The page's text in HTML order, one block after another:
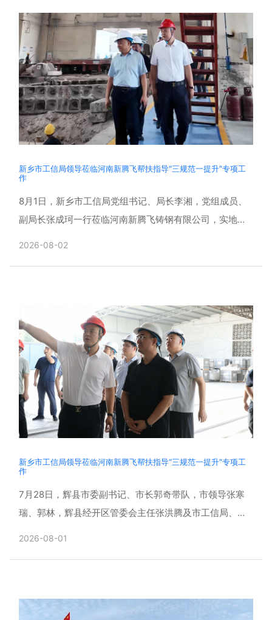
新乡市工信局领导莅临河南新腾飞帮扶指导“三规范一提升”专项工
作
8月1日，新乡市工信局党组书记、局长李湘，党组成员、
副局长张成珂一行莅临河南新腾飞铸钢有限公司，实地帮
2026-08-02
新乡市工信局领导莅临河南新腾飞帮扶指导“三规范一提升”专项工
作
7月28日，辉县市委副书记、市长郭奇带队，市领导张寒
瑞、郭林，辉县经开区管委会主任张洪腾及市工信局、生
2026-08-01